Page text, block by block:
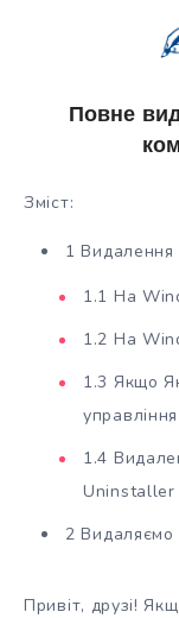
Повне
Зміст:
1 Видалення
1.1 На
1.2 На
1.3 Якщо
управління
1.4
Uninstaller
2
Привіт, друзі!